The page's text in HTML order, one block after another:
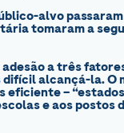
alvo
tomaram a
a três
difícil alcançá-la.
eficiente –
e aos postos